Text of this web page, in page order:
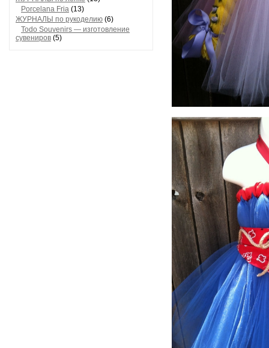
Porcelana Fria (13)
ЖУРНАЛЫ по рукоделию (6)
Todo Souvenirs — изготовление
сувениров (5)